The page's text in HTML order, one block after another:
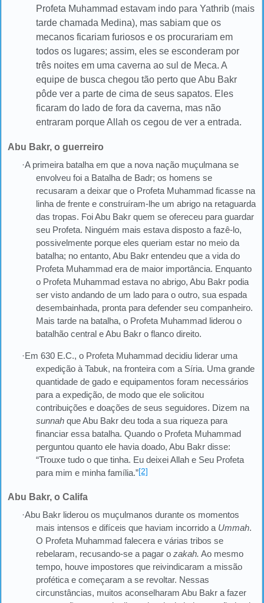
Profeta Muhammad estavam indo para Yathrib (mais
tarde chamada Medina), mas sabiam que os
mecanos ficariam furiosos e os procurariam em
todos os lugares; assim, eles se esconderam por
três noites em uma caverna ao sul de Meca. A
equipe de busca chegou tão perto que Abu Bakr
pôde ver a parte de cima de seus sapatos. Eles
ficaram do lado de fora da caverna, mas não
entraram porque Allah os cegou de ver a entrada.
Abu Bakr, o guerreiro
·A primeira batalha em que a nova nação muçulmana se
envolveu foi a Batalha de Badr; os homens se
recusaram a deixar que o Profeta Muhammad ficasse na
linha de frente e construíram-lhe um abrigo na retaguarda
das tropas. Foi Abu Bakr quem se ofereceu para guardar
seu Profeta. Ninguém mais estava disposto a fazê-lo,
possivelmente porque eles queriam estar no meio da
batalha; no entanto, Abu Bakr entendeu que a vida do
Profeta Muhammad era de maior importância. Enquanto
o Profeta Muhammad estava no abrigo, Abu Bakr podia
ser visto andando de um lado para o outro, sua espada
desembainhada, pronta para defender seu companheiro.
Mais tarde na batalha, o Profeta Muhammad liderou o
batalhão central e Abu Bakr o flanco direito.
·Em 630 E.C., o Profeta Muhammad decidiu liderar uma
expedição à Tabuk, na fronteira com a Síria. Uma grande
quantidade de gado e equipamentos foram necessários
para a expedição, de modo que ele solicitou
contribuições e doações de seus seguidores. Dizem na
sunnah que Abu Bakr deu toda a sua riqueza para
financiar essa batalha. Quando o Profeta Muhammad
perguntou quanto ele havia doado, Abu Bakr disse:
“Trouxe tudo o que tinha. Eu deixei Allah e Seu Profeta
para mim e minha família.”[2]
Abu Bakr, o Califa
·Abu Bakr liderou os muçulmanos durante os momentos
mais intensos e difíceis que haviam incorrido a Ummah.
O Profeta Muhammad falecera e várias tribos se
rebelaram, recusando-se a pagar o zakah. Ao mesmo
tempo, houve impostores que reivindicaram a missão
profética e começaram a se revoltar. Nessas
circunstâncias, muitos aconselharam Abu Bakr a fazer